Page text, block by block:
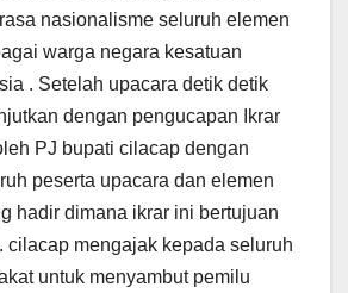
nasionalisme seluruh elemen
warga negara kesatuan
. Setelah upacara detik detik
dengan pengucapan Ikrar
PJ bupati cilacap dengan
peserta upacara dan elemen
hadir dimana ikrar ini bertujuan
cilacap mengajak kepada seluruh
untuk menyambut pemilu